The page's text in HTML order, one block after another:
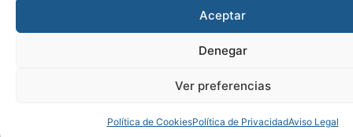
Aceptar
Denegar
Ver preferencias
Política de CookiesPolítica de PrivacidadAviso Legal